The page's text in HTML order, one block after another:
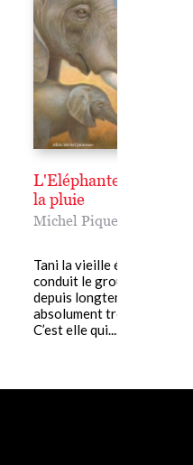
L'Eléphante qui
la pluie
Michel Piquemal
Tani la vieille éléphante
conduit le groupe. Il n’a
depuis longtemps, il leur
absolument trouver de
C’est elle qui......